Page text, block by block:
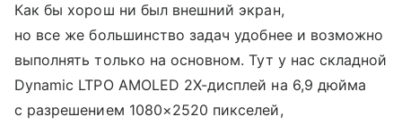
Как бы хорош ни был внешний экран,
но все же большинство задач удобнее и возможно
выполнять только на основном. Тут у нас складной
Dynamic LTPO AMOLED 2X-дисплей на 6,9 дюйма
с разрешением 1080×2520 пикселей,